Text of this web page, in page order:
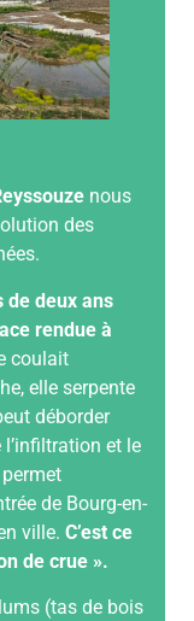
nous
des
de deux ans
rendue à
coulait
elle serpente
déborder
et le
de Bourg-en-
ville.C’est ce
de crue ».
(tas de bois